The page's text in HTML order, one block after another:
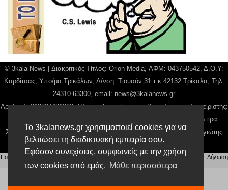
Το 3kalanews.gr χρησιμοποιεί cookies για να
βελτιώσει τη διαδικτυακή εμπειρία σου.
Εφόσον συνεχίσεις, συμφωνείς με την χρήση
των cookies από εμάς. Μάθε περισσότερα
© 3kala News | Διακριτικός Τίτλος: Orion Media, ΑΦΜ: 043750542, Δ.Ο.Υ:
Καρδίτσας, Υπο/μα Τρικάλων, Δ/νση: Τιουσόν 31 τ.κ 42132 Τρίκαλα, Τηλ:
24310 63300, email: news@3kalanews.gr
Αρ. Γεμή: 018804431000, Νόμιμος Εκπρόσωπος, Ιδιοκτήτης και Διαχειριστής:
Παναγιώτης Φιλίππου, Διευθύντρια: Γιαννουσά Βασιλική, Διευθύντιρα
Σύνταξης: Μπαλαμπάνη Βασιλική. Δικαιούχος domain name Παναγιώτης
Φιλίππου
Πολιτική απορρήτου Αίτηση Διαχείρισης Προσωπικών Δεδομένων |Όροι χρήσης
Δήλωση
Συμμόρφωσης